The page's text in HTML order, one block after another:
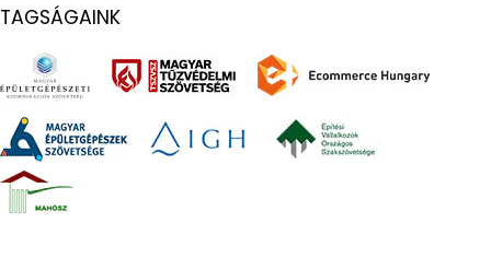
TAGSÁGAINK